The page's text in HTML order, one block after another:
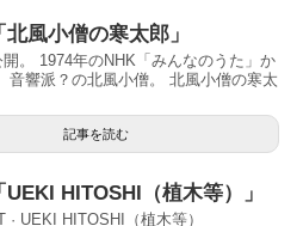
風小僧の寒太郎」
。 1974年のNHK「みんなのうた」か
音響派？の北風小僧。 北風小僧の寒太
記事を読む
UEKI HITOSHI（植木等）」
· UEKI HITOSHI（植木等）